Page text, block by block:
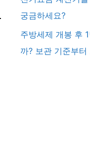
궁금하세요?
주방세제 개봉 후
까? 보관 기준부터